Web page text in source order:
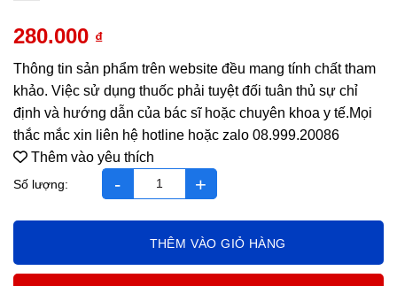
280.000 ₫
A-derma Hydra-Protecteur Tub 200ml- Gel Rửa Mặt Và Tắm
THÊM VÀO GIỎ HÀNG
Thông tin sản phẩm trên website đều mang tính chất tham
khảo. Việc sử dụng thuốc phải tuyệt đối tuân thủ sự chỉ
định và hướng dẫn của bác sĩ hoặc chuyên khoa y tế.Mọi
thắc mắc xin liên hệ hotline hoặc zalo 08.999.20086
Thêm vào yêu thích